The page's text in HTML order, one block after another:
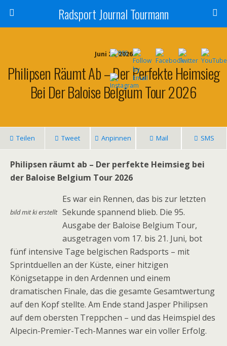
Radsport Journal Tourmann
Juni 24, 2026
Philipsen Räumt Ab – Der Perfekte Heimsieg
Bei Der Baloise Belgium Tour 2026
Teilen Tweet Anpinnen Mail SMS
Philipsen räumt ab – Der perfekte Heimsieg bei
der Baloise Belgium Tour 2026
bild mit ki erstellt
Es war ein Rennen, das bis zur letzten
Sekunde spannend blieb. Die 95.
Ausgabe der Baloise Belgium Tour,
ausgetragen vom 17. bis 21. Juni, bot
fünf intensive Tage belgischen Radsports – mit
Sprintduellen an der Küste, einer hitzigen
Königsetappe in den Ardennen und einem
dramatischen Finale, das die gesamte Gesamtwertung
auf den Kopf stellte. Am Ende stand Jasper Philipsen
auf dem obersten Treppchen – und das Heimspiel des
Alpecin-Premier-Tech-Mannes war ein voller Erfolg.